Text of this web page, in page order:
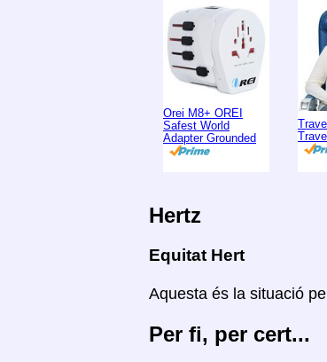
Orei M8+ OREI
Safest World
Adapter Grounded
Hertz
Equitat Hert
Aquesta és la situació
Per fi, per cert...